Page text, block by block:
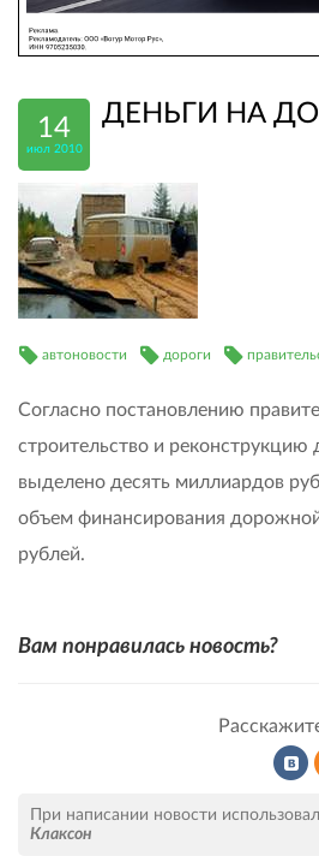
14
июл 2010
ДЕНЬГИ НА
автоновости дороги
Согласно постановлению
строительство и реконструкцию
выделено десять миллиардов
объем финансирования
рублей.
Вам понравилась новость?
При написании новости
Клаксон